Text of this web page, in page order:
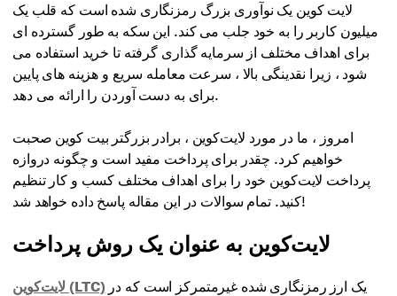
لایت کوین یک نوآوری بزرگ رمزنگاری شده است که قلب یک
میلیون کاربر را به خود جلب می کند. این سکه به طور گسترده ای
برای اهداف مختلف از سرمایه گذاری گرفته تا خرید استفاده می
شود ، زیرا نقدینگی بالا ، سرعت معامله سریع و هزینه های پایین
برای به دست آوردن را ارائه می دهد.
امروز ، ما در مورد لایت‌کوین ، برادر بزرگتر بیت کوین صحبت
خواهیم کرد. چقدر برای پرداخت مفید است و چگونه دروازه
پرداخت لایت‌کوین خود را برای اهداف مختلف کسب و کار تنظیم
کنید. تمام سوالات در این مقاله پاسخ داده خواهد شد!
لایت‌کوین به عنوان یک روش پرداخت
لایت‌کوین (LTC)